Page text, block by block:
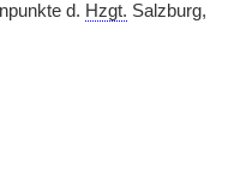
d. Hzgt. Salzburg,